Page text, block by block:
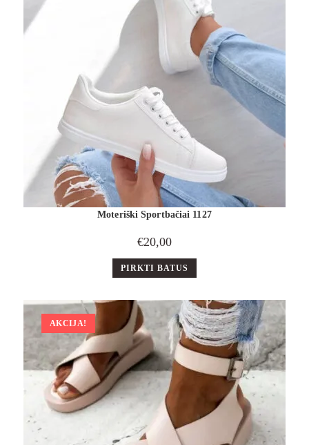
Moteriški Sportbačiai 1127
€20,00
PIRKTI BATUS
AKCIJA!